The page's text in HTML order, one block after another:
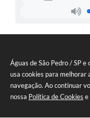
Águas de São Pedro / SP e
usa cookies para melhorar
navegação. Ao continuar
nossa Política de Cookies e